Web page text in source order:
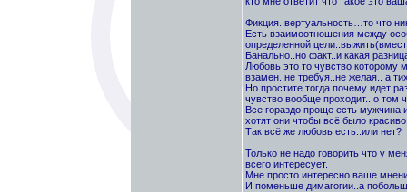
Фикция..вертуальность…то что
Есть взаимоотношения между
определенной
Банально..но факт..и какая
Любовь это то чувство которому
взамен..не требуя..не желая.. а
Но простите тогда почему идет
чувство вообще проходит.. о том
Все гораздо проще есть мужчина
хотят они чтобы всё было
Так всё же любовь есть..или нет?
Только не надо говорить что у
всего интересует.
Мне просто интересно ваше
И поменьше димагогии..а